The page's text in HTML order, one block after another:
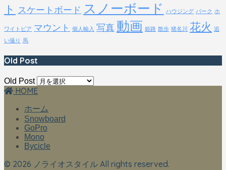
ト スケートボード スノーボード ハウジング パーク ホ
ワイトピア マウント 個人輸入 写真 動画 姫路 散歩 猪名川 花火 追
い撮り 馬
Old Post
Old Post
HOME
ホーム
Snowboard
GoPro
Mono
Bycicle
© 2026 ノライオスタイル All rights reserved.